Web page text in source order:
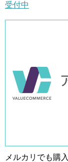
受付中
メルカリでも購